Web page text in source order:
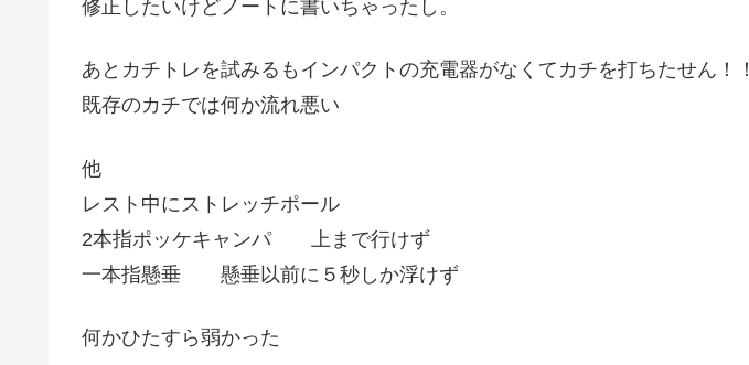
修正したいけどノートに書いちゃったし。
あとカチトレを試みるもインパクトの充電器がなくてカチを打ちたせん！！
既存のカチでは何か流れ悪い
他
レスト中にストレッチポール
2本指ポッケキャンパ 上まで行けず
一本指懸垂 懸垂以前に５秒しか浮けず
何かひたすら弱かった